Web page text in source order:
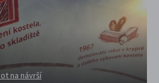
na návrší